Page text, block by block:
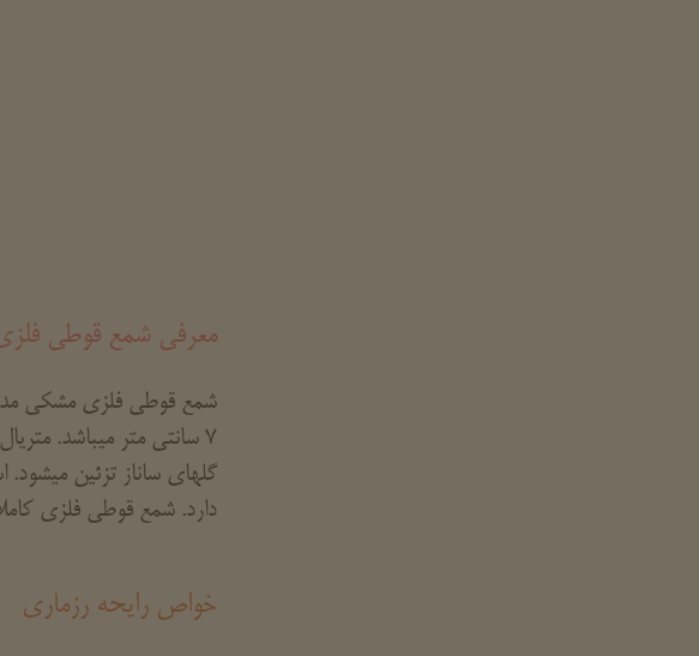
معرفی شمع قوطی
شمع قوطی فلزی مشکی
7 سانتی متر میباشد. متریال استفاده شده در شمع قوطی فلزی نچرال
گلهای ساناز تزئین
دارد. شمع قوطی فلزی
خواص رایحه رزماری